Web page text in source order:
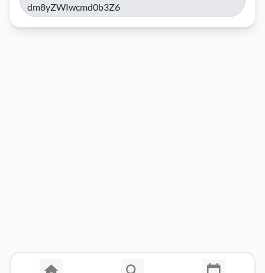
dm8yZWIwcmd0b3Z6